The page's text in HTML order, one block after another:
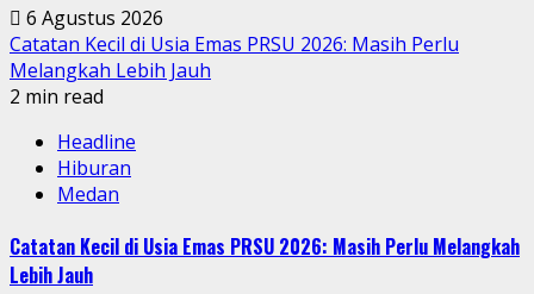
6 Agustus 2026
Catatan Kecil di Usia Emas PRSU 2026: Masih Perlu
Melangkah Lebih Jauh
2 min read
Headline
Hiburan
Medan
Catatan Kecil di Usia Emas PRSU 2026: Masih Perlu Melangkah
Lebih Jauh